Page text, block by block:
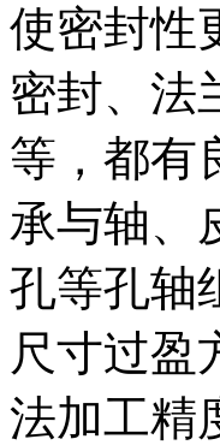
使密封性
密封、法
等，都有
承与轴、
孔等孔轴
尺寸过盈
法加工精